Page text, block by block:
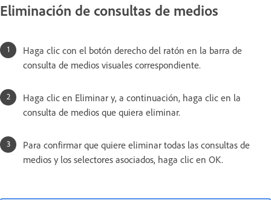
Eliminación de consultas de medios
Haga clic con el botón derecho del ratón en la barra de
consulta de medios visuales correspondiente.
Haga clic en Eliminar y, a continuación, haga clic en la
consulta de medios que quiera eliminar.
Para confirmar que quiere eliminar todas las consultas de
medios y los selectores asociados, haga clic en OK.